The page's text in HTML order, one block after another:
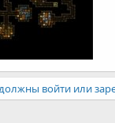
войти или